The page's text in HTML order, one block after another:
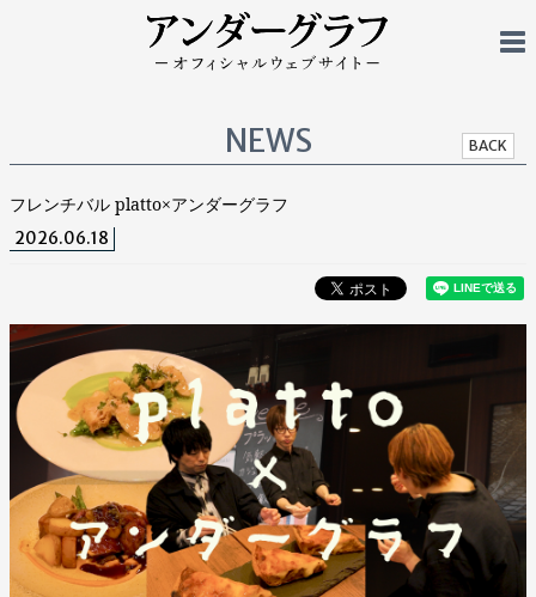
NEWS BACK
フレンチバル platto×アンダーグラフ
2026.06.18